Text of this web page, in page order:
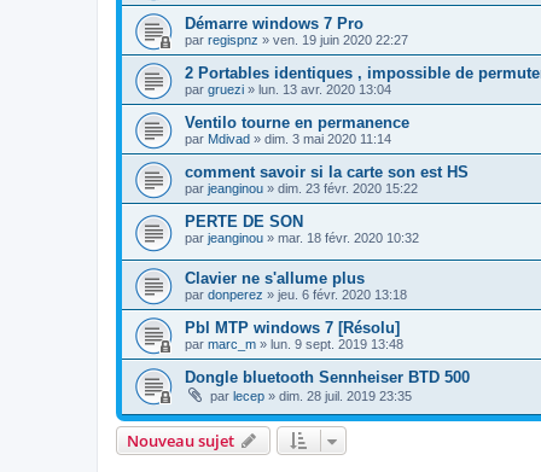
Démarre windows 7 Pro
par regispnz » ven. 19 juin 2020 22:27
2 Portables identiques , impossible de
par gruezi » lun. 13 avr. 2020 13:04
Ventilo tourne en permanence
par Mdivad » dim. 3 mai 2020 11:14
comment savoir si la carte son est HS
par jeanginou » dim. 23 févr. 2020 15:22
PERTE DE SON
par jeanginou » mar. 18 févr. 2020 10:32
Clavier ne s'allume plus
par donperez » jeu. 6 févr. 2020 13:18
Pbl MTP windows 7 [Résolu]
par marc_m » lun. 9 sept. 2019 13:48
Dongle bluetooth Sennheiser BTD 500
par lecep » dim. 28 juil. 2019 23:35
Nouveau sujet